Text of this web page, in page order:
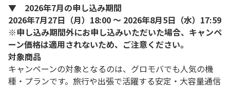
▼ 2026年7月の申し込み期間
2026年7月27日（月）18:00 ～ 2026年8月5日（水）17:59
※申し込み期間外にお申し込みいただいた場合、キャンペ
ーン価格は適用されないため、ご注意ください。
対象商品
キャンペーンの対象となるのは、グロモバでも人気の機
種・プランです。旅行や出張で活躍する安定・大容量通信